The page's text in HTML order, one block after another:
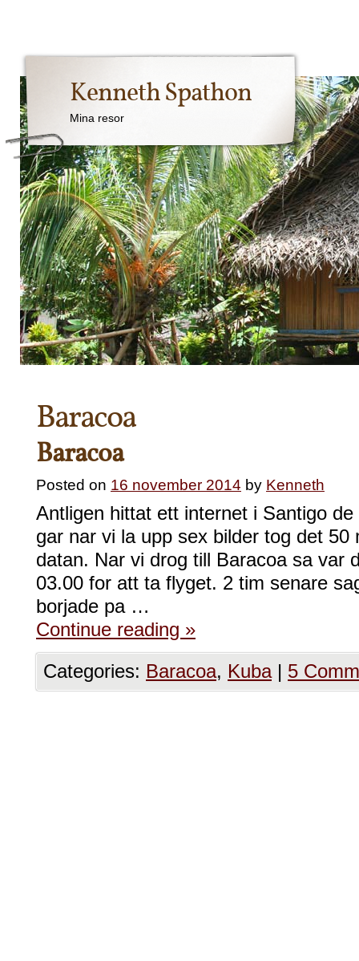
Kenneth Spathon
Mina resor
Baracoa
Baracoa
Posted on 16 november 2014 by Kenneth
Antligen hittat ett internet i Santigo
gar nar vi la upp sex bilder tog det 50
datan. Nar vi drog till Baracoa sa var
03.00 for att ta flyget. 2 tim senare
borjade pa …
Continue reading »
Categories: Baracoa, Kuba | 5